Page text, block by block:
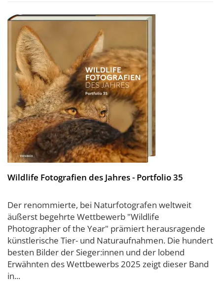
Wildlife Fotografien des Jahres - Portfolio 35
Der renommierte, bei Naturfotografen weltweit
äußerst begehrte Wettbewerb "Wildlife
Photographer of the Year" prämiert herausragende
künstlerische Tier- und Naturaufnahmen. Die hundert
besten Bilder der Sieger:innen und der lobend
Erwähnten des Wettbewerbs 2025 zeigt dieser Band
in...